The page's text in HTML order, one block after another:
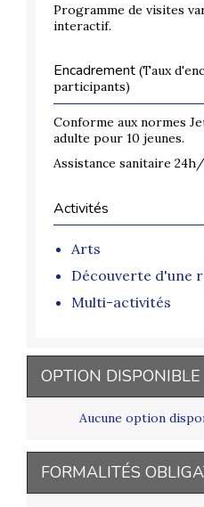
Programme de visites
interactif.
Encadrement (Taux
participants)
Conforme aux normes
adulte pour 10 jeunes.
Assistance sanitaire
Activités
Arts
Découverte d'une
Multi-activités
OPTION DISPONIBLE
Aucune option
FORMALITÉS